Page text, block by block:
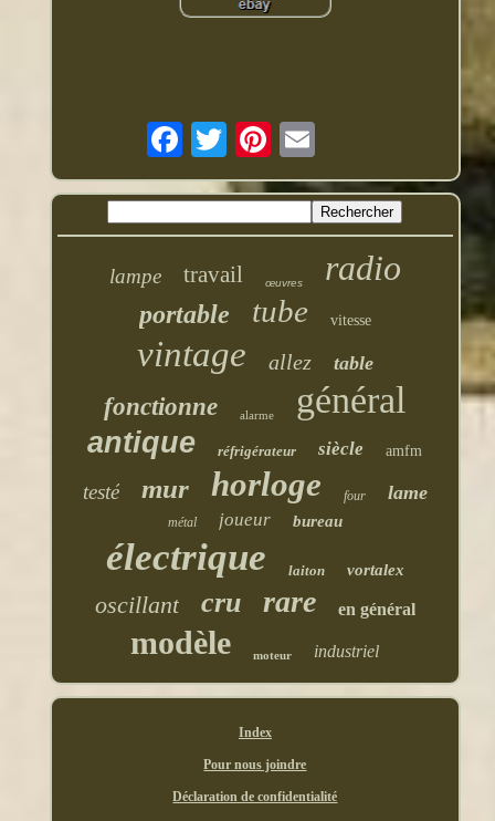
lampe travail œuvres radio
portable tube vitesse
vintage allez table
fonctionne alarme général
antique réfrigérateur siècle amfm
testé mur horloge four lame
métal joueur bureau
électrique laiton vortalex
oscillant cru rare en général
modèle moteur industriel
Index
Pour nous joindre
Déclaration de confidentialité